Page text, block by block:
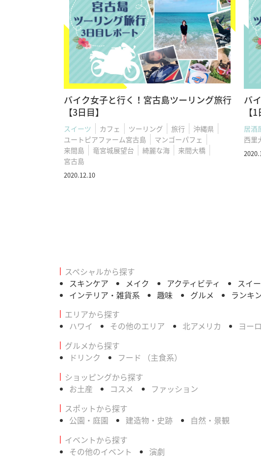
バイク女子と行く！宮古島ツーリング旅行
【3日目】
スイーツ カフェ ツーリング 旅行
沖縄県
ユートピアファーム宮古島
マンゴーパフェ
来間島
竜宮城展望台 綺麗な海
来間大橋
宮古島
2020.12.10
バ
【
居酒
西里
スペシャルから探す
スキンケア メイク アクティビティ スイ
インテリア・雑貨系
趣味 グルメ ランキ
エリアから探す
ハワイ その他のエリア 北アメリカ ヨー
グルメから探す
ドリンク フード （主食系）
ショッピングから探す
お土産 コスメ ファッション
スポットから探す
公園・庭園 建造物・史跡 自然・景観
イベントから探す
その他のイベント 演劇